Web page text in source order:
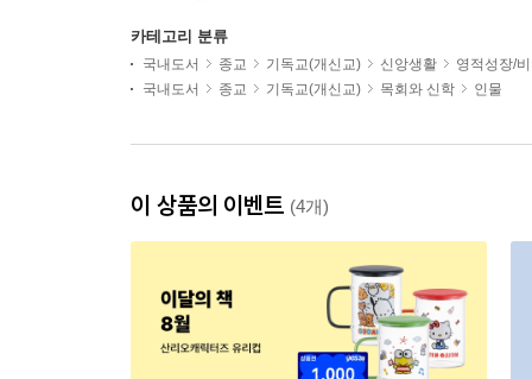
카테고리 분류
국내도서 종교 기독교(개신교) 신앙생활
영적성장/
국내도서
종교 기독교(개신교) 목회와 신학 인물
이 상품의 이벤트 (4개)